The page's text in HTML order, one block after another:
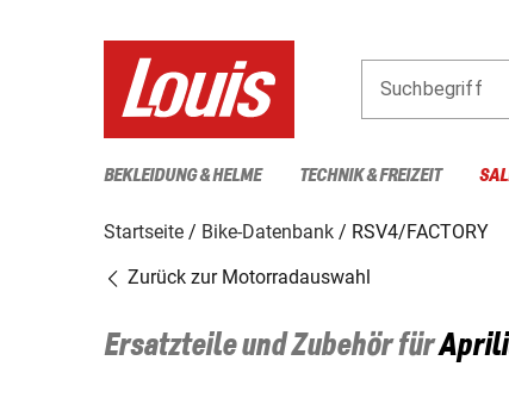
Suchbegriff
BEKLEIDUNG & HELME TECHNIK & FREIZEIT
Startseite Bike-Datenbank
RSV4/FACTORY
Zurück zur Motorradauswahl
Ersatzteile und Zubehör für